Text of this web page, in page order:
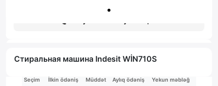
Стиральная машина Indesit WİN710S
İlkin ödənişsiz hissə-hissə ödə!
Seçim İlkin ödəniş Müddət Aylıq ödəniş Yekun məbləğ